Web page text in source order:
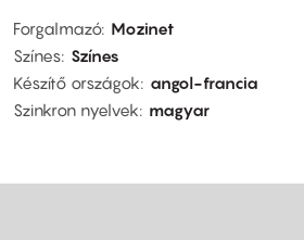
Forgalmazó Mozinet
Színes Színes
Készítő országok
angol-francia
Szinkron nyelvek
magyar